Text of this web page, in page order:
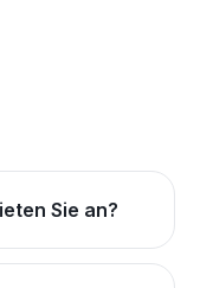
Sie an?